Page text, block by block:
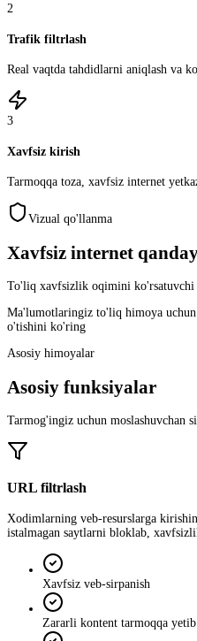
2
Trafik filtrlash
Real vaqtda tahdidlarni aniqlash va
3
Xavfsiz kirish
Tarmoqqa toza, xavfsiz internet
Vizual qo'llanma
Xavfsiz internet
To'liq xavfsizlik oqimini ko'rsatuvchi
Ma'lumotlaringiz to'liq himoya
o'tishini ko'ring
Asosiy himoyalar
Asosiy funksiyalar
Tarmog'ingiz uchun moslashuvchan
URL filtrlash
Xodimlarning veb‑resurslarga
istalmagan saytlarni bloklab,
Xavfsiz veb-sirpanish
Zararli kontent tarmoqqa